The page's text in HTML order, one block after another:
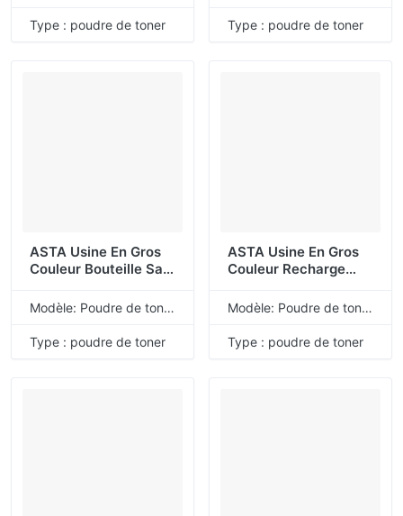
Q6003A 124A Poudre
De Toner Compatible
Type : poudre de toner
CE323A 128A Poudre
De Toner Compatible
Type : poudre de toner
ASTA Usine En Gros
Couleur Bouteille Sac
En Vrac CF510A
CF513A 204A Poudre
De Toner Compatible
Modèle: Poudre de toner de recharge universelle
Type : poudre de toner
ASTA Usine En Gros
Couleur Recharge
CE410X CE410A
CE413A 305X 305A
Poudre De Toner
Modèle: Poudre de toner de recharge universelle
Type : poudre de toner